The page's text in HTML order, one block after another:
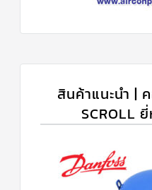
สินค้าแนะนำ |
SCROLL